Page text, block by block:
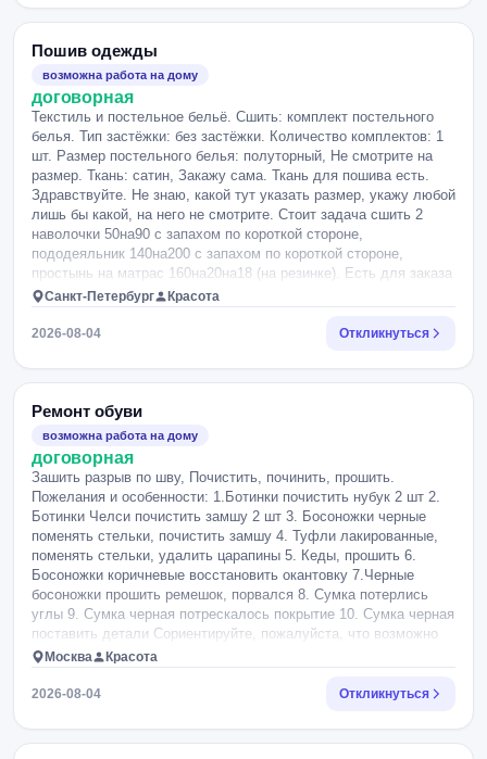
серая рогожка, сложена в 2 раза.
Пошив одежды
возможна работа на дому
договорная
Текстиль и постельное бельё. Сшить: комплект постельного
белья. Тип застёжки: без застёжки. Количество комплектов: 1
шт. Размер постельного белья: полуторный, Не смотрите на
размер. Ткань: сатин, Закажу сама. Ткань для пошива есть.
Здравствуйте. Не знаю, какой тут указать размер, укажу любой
лишь бы какой, на него не смотрите. Стоит задача сшить 2
наволочки 50на90 с запахом по короткой стороне,
пододеяльник 140на200 с запахом по короткой стороне,
простынь на матрас 160на20на18 (на резинке). Есть для заказа
рулон ткани шириной 3,05м. Нужно еще понять, сколько
погонных метров на каждое изделие нужно заказать.
Благодарю.
Санкт-Петербург Красота
2026-08-04 Откликнуться
Ремонт обуви
возможна работа на дому
договорная
Зашить разрыв по шву, Почистить, починить, прошить.
Пожелания и особенности: 1.Ботинки почистить нубук 2 шт 2.
Ботинки Челси почистить замшу 2 шт 3. Босоножки черные
поменять стельки, почистить замшу 4. Туфли лакированные,
поменять стельки, удалить царапины 5. Кеды, прошить 6.
Босоножки коричневые восстановить окантовку 7.Черные
босоножки прошить ремешок, порвался 8. Сумка потерлись
углы 9. Сумка черная потрескалось покрытие 10. Сумка черная
поставить детали Сориентируйте, пожалуйста, что возможно
из этого сделать и какая будет стоимость Обувь и сумки
отдельно.
Москва Красота
2026-08-04 Откликнуться